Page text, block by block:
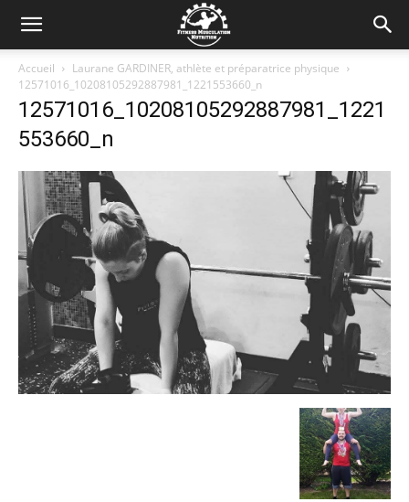
Accueil
Laurane GARDINER, athlète et préparatrice physique
12571016_10208105292887981_1221553660_n
12571016_10208105292887981_1221
553660_n